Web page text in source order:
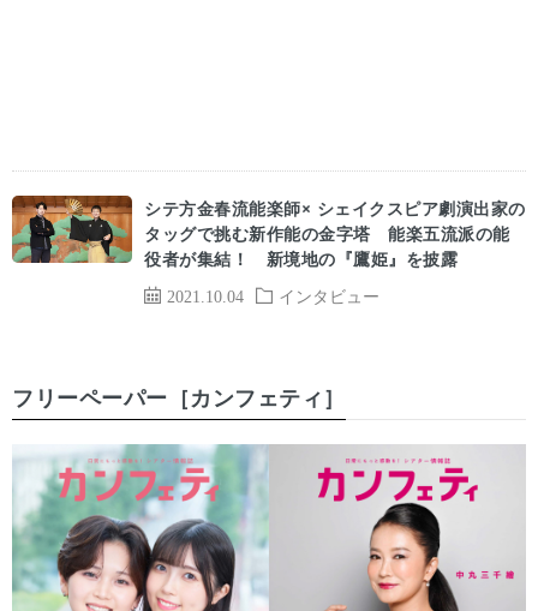
2021.10.04 インタビュー
シテ方金春流能楽師× シェイクスピア劇演出家の
タッグで挑む新作能の金字塔 能楽五流派の能
役者が集結！ 新境地の『鷹姫』を披露
フリーペーパー［カンフェティ］